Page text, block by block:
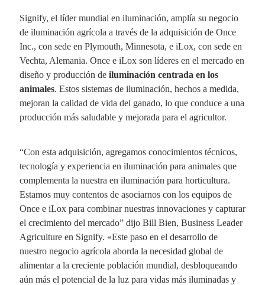
Signify, el líder mundial en iluminación, amplía su negocio
de iluminación agrícola a través de la adquisición de Once
Inc., con sede en Plymouth, Minnesota, e iLox, con sede en
Vechta, Alemania. Once e iLox son líderes en el mercado en
diseño y producción de iluminación centrada en los
animales. Estos sistemas de iluminación, hechos a medida,
mejoran la calidad de vida del ganado, lo que conduce a una
producción más saludable y mejorada para el agricultor.
“Con esta adquisición, agregamos conocimientos técnicos,
tecnología y experiencia en iluminación para animales que
complementa la nuestra en iluminación para horticultura.
Estamos muy contentos de asociarnos con los equipos de
Once e iLox para combinar nuestras innovaciones y capturar
el crecimiento del mercado” dijo Bill Bien, Business Leader
Agriculture en Signify. «Este paso en el desarrollo de
nuestro negocio agrícola aborda la necesidad global de
alimentar a la creciente población mundial, desbloqueando
aún más el potencial de la luz para vidas más iluminadas y